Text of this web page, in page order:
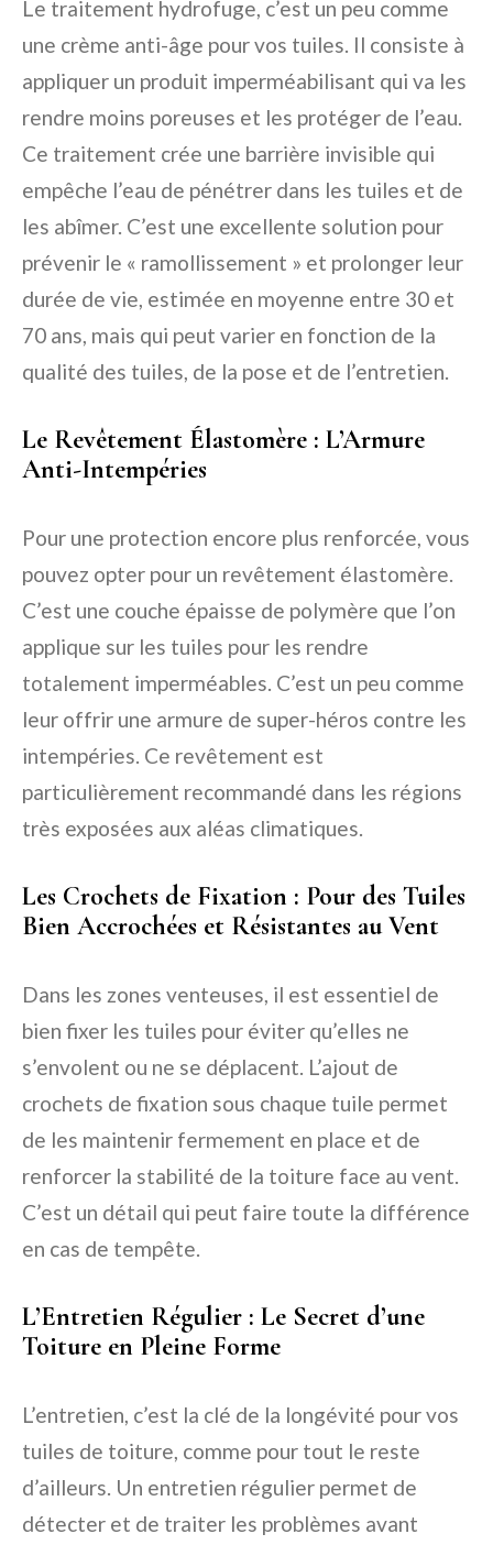
Le traitement hydrofuge, c’est un peu comme
une crème anti-âge pour vos tuiles. Il consiste à
appliquer un produit imperméabilisant qui va les
rendre moins poreuses et les protéger de l’eau.
Ce traitement crée une barrière invisible qui
empêche l’eau de pénétrer dans les tuiles et de
les abîmer. C’est une excellente solution pour
prévenir le « ramollissement » et prolonger leur
durée de vie, estimée en moyenne entre 30 et
70 ans, mais qui peut varier en fonction de la
qualité des tuiles, de la pose et de l’entretien.
Le Revêtement Élastomère : L’Armure
Anti-Intempéries
Pour une protection encore plus renforcée, vous
pouvez opter pour un revêtement élastomère.
C’est une couche épaisse de polymère que l’on
applique sur les tuiles pour les rendre
totalement imperméables. C’est un peu comme
leur offrir une armure de super-héros contre les
intempéries. Ce revêtement est
particulièrement recommandé dans les régions
très exposées aux aléas climatiques.
Les Crochets de Fixation : Pour des Tuiles
Bien Accrochées et Résistantes au Vent
Dans les zones venteuses, il est essentiel de
bien fixer les tuiles pour éviter qu’elles ne
s’envolent ou ne se déplacent. L’ajout de
crochets de fixation sous chaque tuile permet
de les maintenir fermement en place et de
renforcer la stabilité de la toiture face au vent.
C’est un détail qui peut faire toute la différence
en cas de tempête.
L’Entretien Régulier : Le Secret d’une
Toiture en Pleine Forme
L’entretien, c’est la clé de la longévité pour vos
tuiles de toiture, comme pour tout le reste
d’ailleurs. Un entretien régulier permet de
détecter et de traiter les problèmes avant